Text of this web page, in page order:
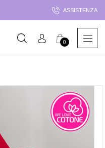
ASSISTENZA
0